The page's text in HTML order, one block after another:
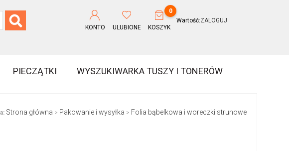
KONTO ULUBIONE
0
KOSZYK
Wartość:ZALOGUJ
PIECZĄTKI WYSZUKIWARKA TUSZY I TONERÓW
Strona główna > Pakowanie i wysyłka > Folia bąbelkowa i woreczki strunowe